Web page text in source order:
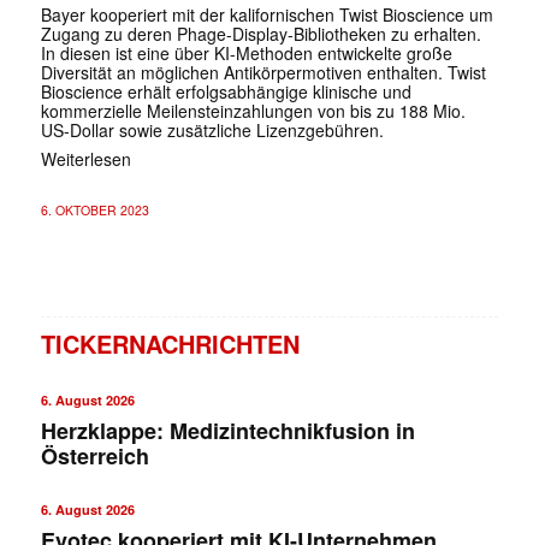
Bayer kooperiert mit der kalifornischen Twist Bioscience um
Zugang zu deren Phage-Display-Bibliotheken zu erhalten.
In diesen ist eine über KI-Methoden entwickelte große
Diversität an möglichen Antikörpermotiven enthalten. Twist
Bioscience erhält erfolgsabhängige klinische und
kommerzielle Meilensteinzahlungen von bis zu 188 Mio.
US-Dollar sowie zusätzliche Lizenzgebühren.
Weiterlesen
6. OKTOBER 2023
TICKERNACHRICHTEN
6. August 2026
Herzklappe: Medizintechnikfusion in
Österreich
6. August 2026